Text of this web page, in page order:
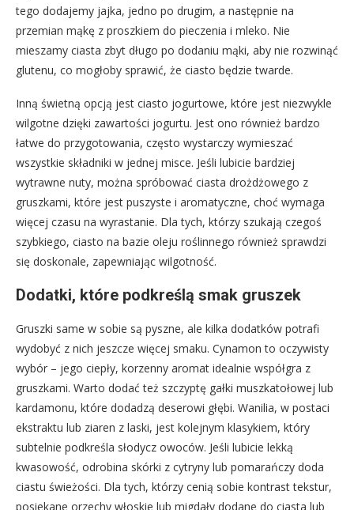
tego dodajemy jajka, jedno po drugim, a następnie na
przemian mąkę z proszkiem do pieczenia i mleko. Nie
mieszamy ciasta zbyt długo po dodaniu mąki, aby nie rozwinąć
glutenu, co mogłoby sprawić, że ciasto będzie twarde.
Inną świetną opcją jest ciasto jogurtowe, które jest niezwykle
wilgotne dzięki zawartości jogurtu. Jest ono również bardzo
łatwe do przygotowania, często wystarczy wymieszać
wszystkie składniki w jednej misce. Jeśli lubicie bardziej
wytrawne nuty, można spróbować ciasta drożdżowego z
gruszkami, które jest puszyste i aromatyczne, choć wymaga
więcej czasu na wyrastanie. Dla tych, którzy szukają czegoś
szybkiego, ciasto na bazie oleju roślinnego również sprawdzi
się doskonale, zapewniając wilgotność.
Dodatki, które podkreślą smak gruszek
Gruszki same w sobie są pyszne, ale kilka dodatków potrafi
wydobyć z nich jeszcze więcej smaku. Cynamon to oczywisty
wybór – jego ciepły, korzenny aromat idealnie współgra z
gruszkami. Warto dodać też szczyptę gałki muszkatołowej lub
kardamonu, które dodadzą deserowi głębi. Wanilia, w postaci
ekstraktu lub ziaren z laski, jest kolejnym klasykiem, który
subtelnie podkreśla słodycz owoców. Jeśli lubicie lekką
kwasowość, odrobina skórki z cytryny lub pomarańczy doda
ciastu świeżości. Dla tych, którzy cenią sobie kontrast tekstur,
posiekane orzechy włoskie lub migdały dodane do ciasta lub